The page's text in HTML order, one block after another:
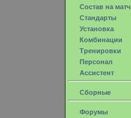
Состав на матч
Стандарты
Установка
Комбинации
Тренировки
Персонал
Ассистент
Сборные
Форумы